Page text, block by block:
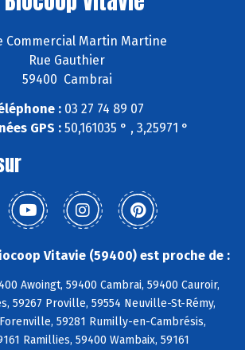
Commercial Martin Martine
Rue Gauthier
59400 Cambrai
:03 27 74 89 07
GPS : 50,161035 ° , 3,25971 °
Vitavie (59400) est proche de :
Awoingt, 59400 Cambrai, 59400 Cauroir,
59267 Proville, 59554 Neuville-St-Rémy,
59281 Rumilly-en-Cambrésis,
Ramillies, 59400 Wambaix, 59161